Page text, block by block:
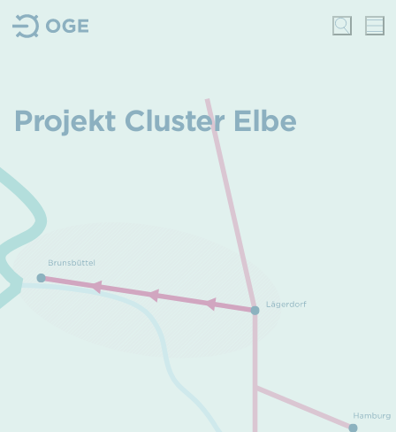
Projekt Cluster Elbe